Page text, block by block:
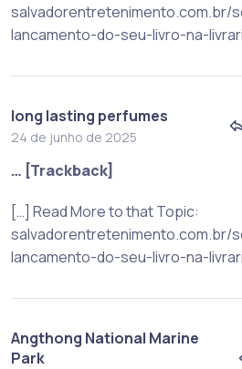
salvadorentretenimento.com.br/
lancamento-do-seu-livro-na-
long lasting perfumes
24 de junho de 2025
… [Trackback]
[…] Read More to that Topic:
salvadorentretenimento.com.br/
lancamento-do-seu-livro-na-
Angthong National Marine
Park